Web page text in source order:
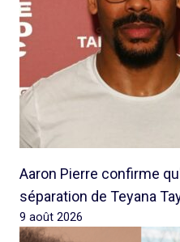
Aaron Pierre confirme
séparation de Teyana
9 août 2026